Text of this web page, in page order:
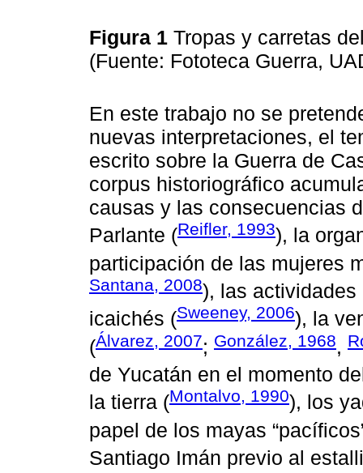
Figura 1 Tropas y carretas
(Fuente: Fototeca Guerra,
En este trabajo no se
nuevas interpretaciones, el
escrito sobre la Guerra de
corpus historiográfico
causas y las consecuencias
Parlante (Reifler, 1993), la
participación de las mujeres
Santana, 2008), las
icaichés (Sweeney, 2006), la
(Álvarez, 2007; González, 1968,
de Yucatán en el momento
la tierra (Montalvo, 1990), los
papel de los mayas
Santiago Imán previo al